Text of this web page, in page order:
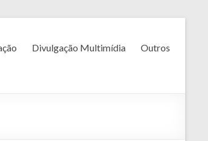
Divulgação Multimídia Outros